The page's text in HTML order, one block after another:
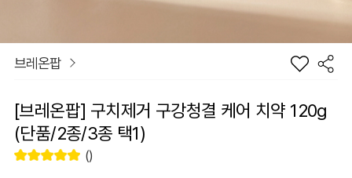
브레온팝
[브레온팝] 구치제거 구강청결 케어 치약 120g
(단품/2종/3종 택1)
()